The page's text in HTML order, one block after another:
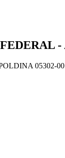
-
05302-